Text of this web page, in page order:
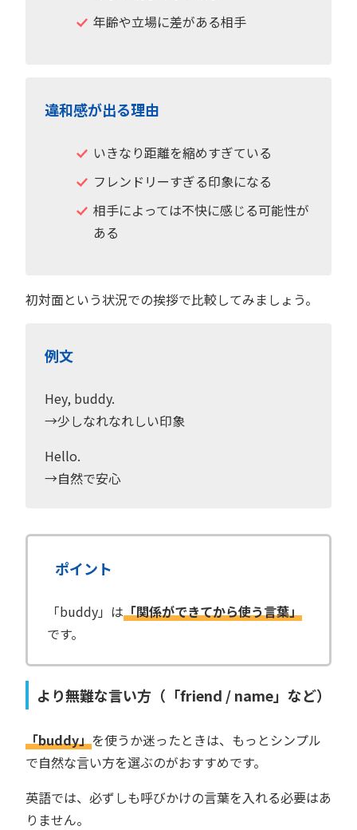
年齢や立場に差がある相手
違和感が出る理由
いきなり距離を縮めすぎている
フレンドリーすぎる印象になる
相手によっては不快に感じる可能性が
ある
初対面という状況での挨拶で比較してみましょう。
例文
Hey, buddy.
→少しなれなれしい印象
Hello.
→自然で安心
ポイント
「buddy」は「関係ができてから使う言葉」
です。
より無難な言い方（「friend / name」など）
「buddy」を使うか迷ったときは、もっとシンプル
で自然な言い方を選ぶのがおすすめです。
英語では、必ずしも呼びかけの言葉を入れる必要はあ
りません。